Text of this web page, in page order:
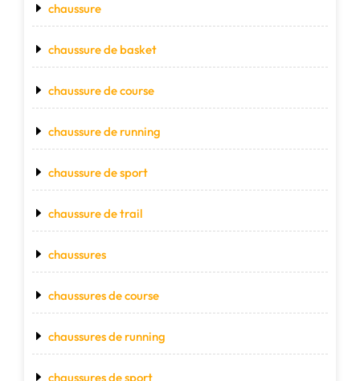
chaussure
chaussure de basket
chaussure de course
chaussure de running
chaussure de sport
chaussure de trail
chaussures
chaussures de course
chaussures de running
chaussures de sport